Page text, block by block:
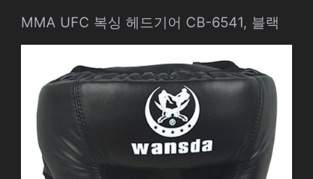
MMA UFC 복싱 헤드기어 CB-6541, 블랙